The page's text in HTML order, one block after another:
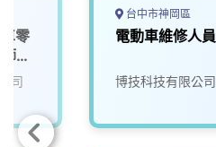
零
司
台中市神岡區
電動車維修人員
博技科技有限公司